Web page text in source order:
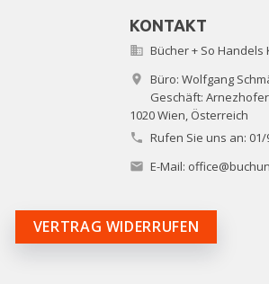
KONTAKT
 Bücher + So Handels

Büro: Wolfgang
Geschäft:
1020 Wien, Österreich
 Rufen Sie uns an: 01/
 E-Mail:
VERTRAG WIDERRUFEN